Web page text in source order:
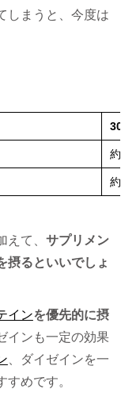
しまうと、今度は
約
約
て、 サプリメン
摂るといいでしょ
インを優先的に摂
インも一定の効果
、ダイゼインを一
めです。